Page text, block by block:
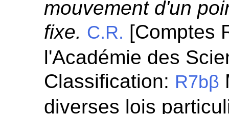
mouvement d'un
fixe. C.R. [Comptes
l'Académie des
Classification: R7bβ
diverses lois